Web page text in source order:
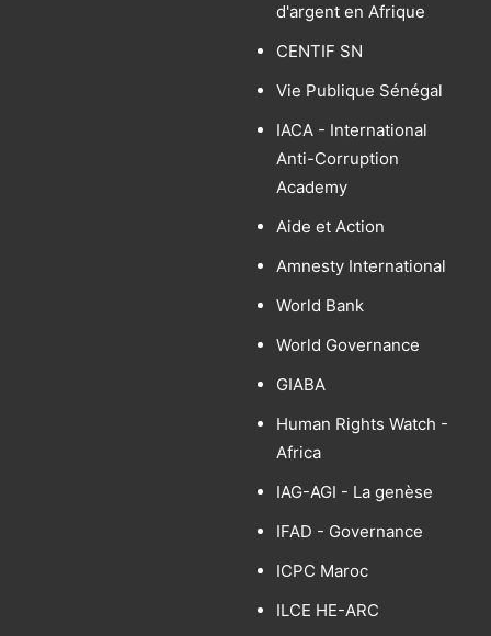
d'argent en Afrique
CENTIF SN
Vie Publique Sénégal
IACA - International
Anti-Corruption
Academy
Aide et Action
Amnesty International
World Bank
World Governance
GIABA
Human Rights Watch -
Africa
IAG-AGI - La genèse
IFAD - Governance
ICPC Maroc
ILCE HE-ARC